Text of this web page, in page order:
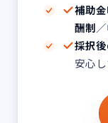
補助
酬制
採択
安心